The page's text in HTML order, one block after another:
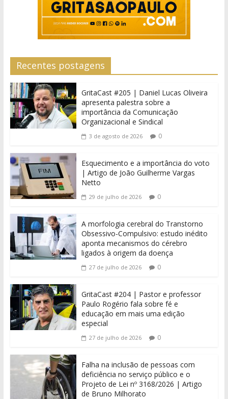
Recentes postagens
GritaCast #205 | Daniel Lucas Oliveira
apresenta palestra sobre a
importância da Comunicação
Organizacional e Sindical
3 de agosto de 2026 0
Esquecimento e a importância do voto
| Artigo de João Guilherme Vargas
Netto
29 de julho de 2026 0
A morfologia cerebral do Transtorno
Obsessivo-Compulsivo: estudo inédito
aponta mecanismos do cérebro
ligados à origem da doença
27 de julho de 2026 0
GritaCast #204 | Pastor e professor
Paulo Rogério fala sobre fé e
educação em mais uma edição
especial
27 de julho de 2026 0
Falha na inclusão de pessoas com
deficiência no serviço público e o
Projeto de Lei nº 3168/2026 | Artigo
de Bruno Milhorato